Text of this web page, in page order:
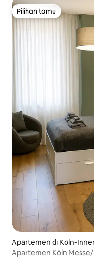
Pilihan tamu
Pilihan tamu
Apartemen di Köln-
Apartemen Köln